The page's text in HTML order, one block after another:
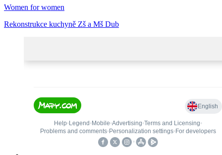
Women for women
Rekonstrukce kuchyně Zš a Mš Dub